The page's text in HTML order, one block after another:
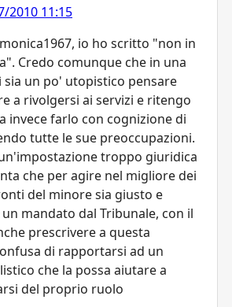
2010 11:15
io ho scritto "non in
Credo comunque che in una
sia un po' utopistico pensare
a rivolgersi ai servizi e ritengo
invece farlo con cognizione di
tutte le sue preoccupazioni.
troppo giuridica
che per agire nel migliore dei
del minore sia giusto e
mandato dal Tribunale, con il
prescrivere a questa
di rapportarsi ad un
che la possa aiutare a
del proprio ruolo